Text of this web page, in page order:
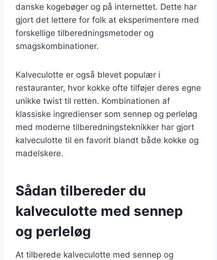
danske kogebøger og på internettet. Dette har
gjort det lettere for folk at eksperimentere med
forskellige tilberedningsmetoder og
smagskombinationer.
Kalveculotte er også blevet populær i
restauranter, hvor kokke ofte tilføjer deres egne
unikke twist til retten. Kombinationen af
klassiske ingredienser som sennep og perleløg
med moderne tilberedningsteknikker har gjort
kalveculotte til en favorit blandt både kokke og
madelskere.
Sådan tilbereder du
kalveculotte med sennep
og perleløg
At tilberede kalveculotte med sennep og